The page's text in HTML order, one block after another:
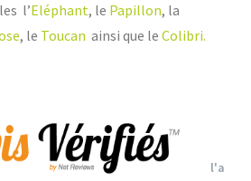
l’Eléphant, le Papillon, la
, le Toucan ainsi que le Colibri.